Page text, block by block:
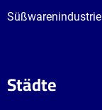
Süßwarenindustrie
Städte